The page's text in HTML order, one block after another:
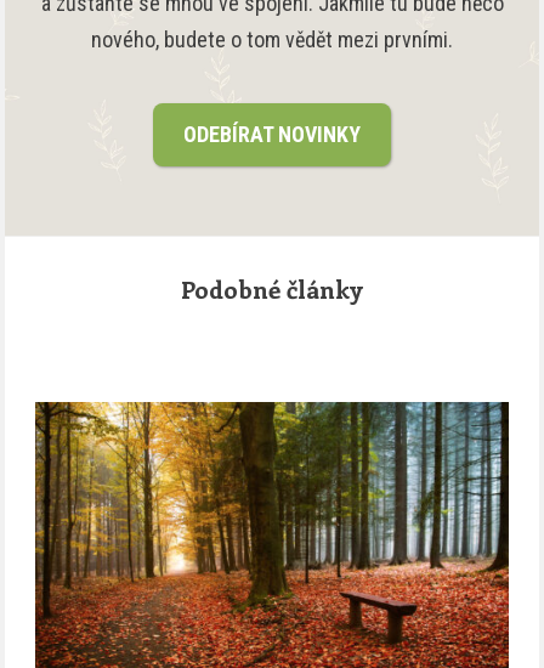
nového, budete o tom vědět mezi prvními.
ODEBÍRAT NOVINKY
Podobné články